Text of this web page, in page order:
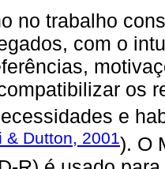
no trabalho
com o
os
e
Dutton, 2001). O